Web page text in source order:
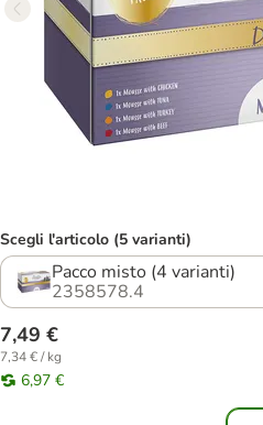
Scegli l'articolo (5 varianti)
Pacco misto (4 varianti)
2358578.4
7,49 €
7,34 € / kg
6,97 €